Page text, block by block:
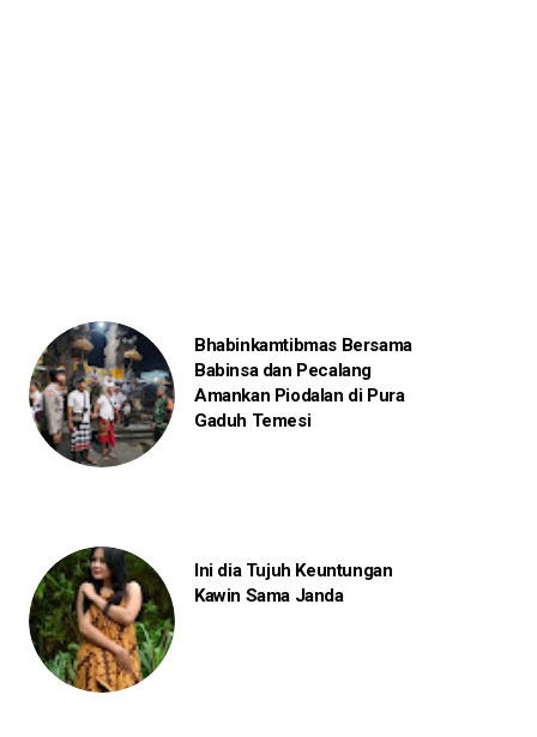
Bhabinkamtibmas Bersama
Babinsa dan Pecalang
Amankan Piodalan di Pura
Gaduh Temesi
Ini dia Tujuh Keuntungan
Kawin Sama Janda